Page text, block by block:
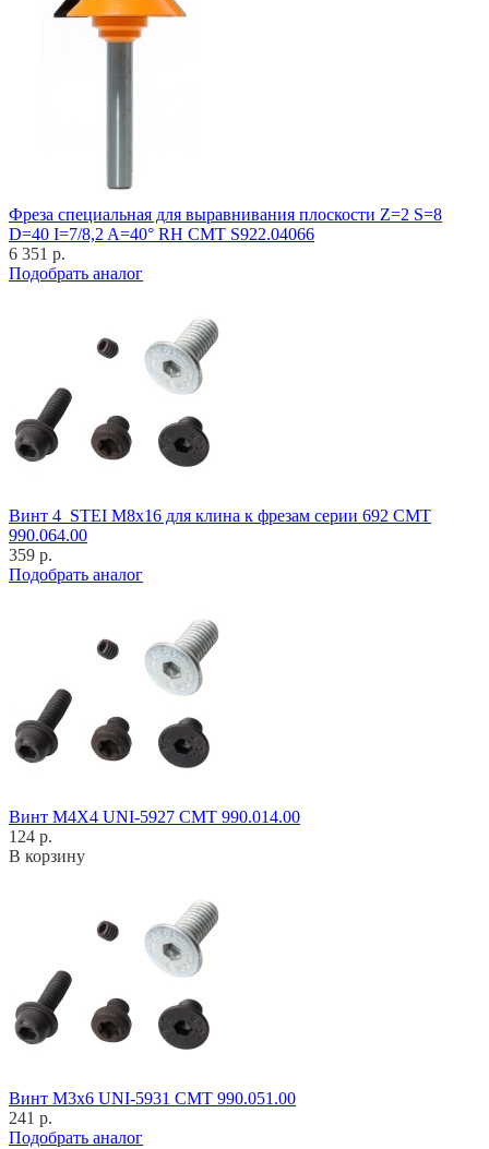
Фреза специальная для выравнивания плоскости Z=2 S=8
D=40 I=7/8,2 A=40° RH CMT S922.04066
6 351 р.
Подобрать аналог
Винт 4_STEI M8x16 для клина к фрезам серии 692 CMT
990.064.00
359 р.
Подобрать аналог
Винт M4X4 UNI-5927 CMT 990.014.00
124 р.
В корзину
Винт M3x6 UNI-5931 CMT 990.051.00
241 р.
Подобрать аналог